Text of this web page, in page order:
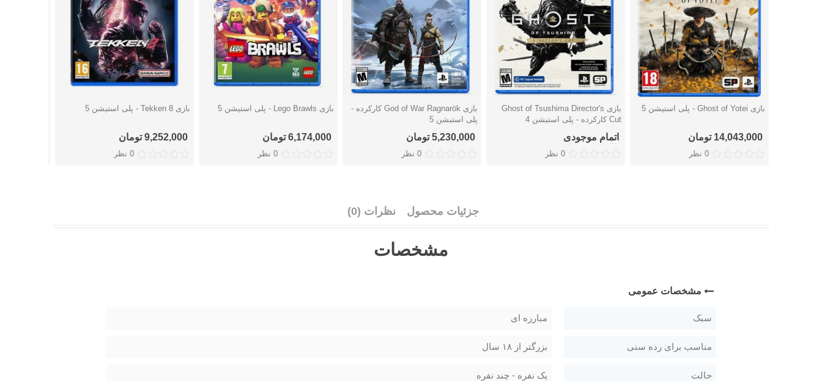
دوست داشتن بازی Ghost of Yotei - پلی استیشن 5
14,043,000 تومان
0 نظر
دوست داشتن
بازی Ghost of Tsushima Director's
Cut کارکرده - پلی استیشن 4
اتمام موجودی
0 نظر
دوست داشتن
بازی God of War Ragnarök کارکرده -
پلی استیشن 5
5,230,000 تومان
0 نظر
دوست داشتن بازی Lego Brawls - پلی استیشن 5
6,174,000 تومان
0 نظر
دوست داشتن بازی Tekken 8 - پلی استیشن 5
9,252,000 تومان
0 نظر
جزئیات محصول نظرات (0)
مشخصات
مشخصات عمومی
سبک مبارزه ای
مناسب برای رده سنی بزرگتر از ۱۸ سال
حالت یک نفره - چند نفره